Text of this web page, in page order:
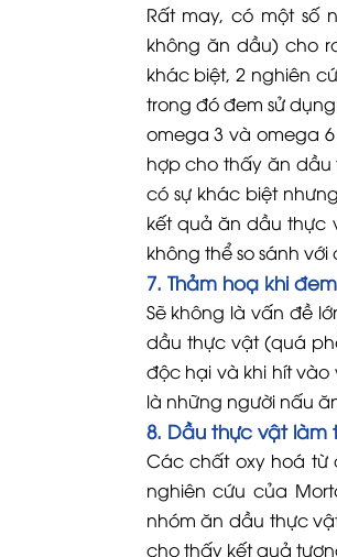
Rất may, có một số
không ăn dầu) cho
khác biệt, 2 nghiên
trong đó đem sử
omega 3 và omega
hợp cho thấy ăn dầu
có sự khác biệt
kết quả ăn dầu thực
không thể so sánh
7. Thảm hoạ khi
Sẽ không là vấn đề
dầu thực vật (quá
độc hại và khi hít
là những người nấu
8. Dầu thực vật làm
Các chất oxy hoá từ
nghiên cứu của
nhóm ăn dầu thực
cho thấy kết quả